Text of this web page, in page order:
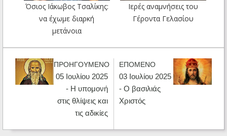
Όσιος Ιάκωβος Τσαλίκης:
να έχωμε διαρκή
μετάνοια
Ιερές αναμνήσεις του
Γέροντα Γελασίου
ΠΡΟΗΓΟΥΜΕΝΟ
05 Ιουλίου 2025
- Η υπομονή
στις θλίψεις και
τις αδικίες
ΕΠΟΜΕΝΟ
03 Ιουλίου 2025
- Ο βασιλιάς
Χριστός